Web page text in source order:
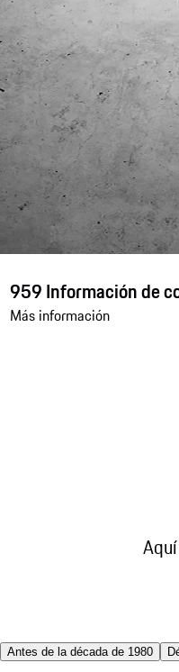
959 Información de
Más información
Antes de la década de 1980